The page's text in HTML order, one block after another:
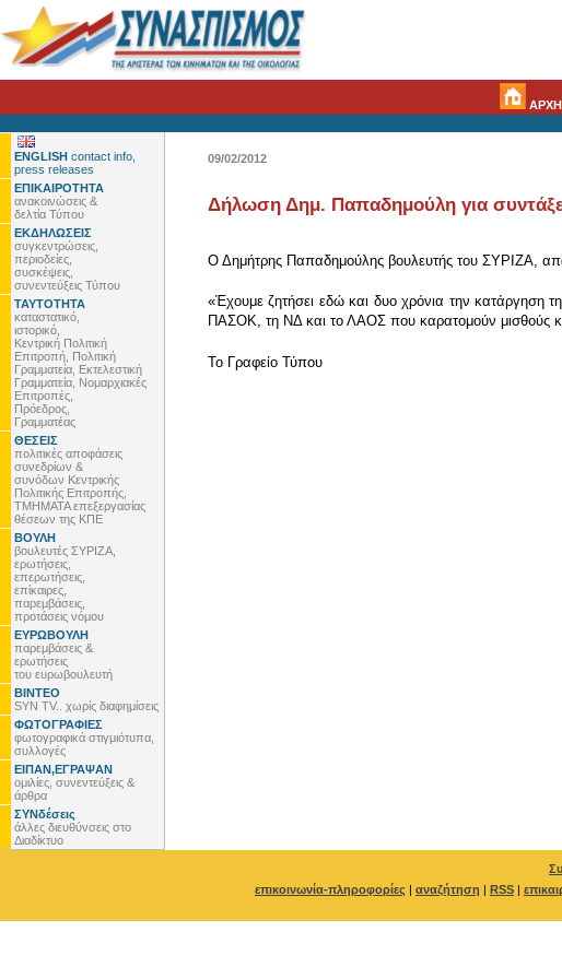
ΑΡΧΗ
ENGLISH contact info,
press releases
ΕΠΙΚΑΙΡΟΤΗΤΑ
ανακοινώσεις &
δελτία Τύπου
ΕΚΔΗΛΩΣΕΙΣ
συγκεντρώσεις,
περιοδείες,
συσκέψεις,
συνεντεύξεις Τύπου
ΤΑΥΤΟΤΗΤΑ
καταστατικό,
ιστορικό,
Κεντρική Πολιτική
Επιτροπή, Πολιτική
Γραμματεία, Εκτελεστική
Γραμματεία, Νομαρχιακές
Επιτροπές,
Πρόεδρος,
Γραμματέας
ΘΕΣΕΙΣ
πολιτικές αποφάσεις
συνεδρίων &
συνόδων Κεντρικής
Πολιτικής Επιτροπής,
ΤΜΗΜΑΤΑ επεξεργασίας
θέσεων της ΚΠΕ
ΒΟΥΛΗ
βουλευτές ΣΥΡΙΖΑ,
ερωτήσεις,
επερωτήσεις,
επίκαιρες,
παρεμβάσεις,
προτάσεις νόμου
ΕΥΡΩΒΟΥΛΗ
παρεμβάσεις &
ερωτήσεις
του ευρωβουλευτή
ΒΙΝΤΕΟ
SYN TV.. χωρίς διαφημίσεις
ΦΩΤΟΓΡΑΦΙΕΣ
φωτογραφικά στιγμιότυπα,
συλλογές
ΕΙΠΑΝ,ΕΓΡΑΨΑΝ
ομιλίες, συνεντεύξεις &
άρθρα
ΣΥΝδέσεις
άλλες διευθύνσεις στο
Διαδίκτυο
09/02/2012
Δήλωση Δημ. Παπαδημούλη για
Ο Δημήτρης Παπαδημούλης βουλευτής του ΣΥΡΙΖΑ,
«Έχουμε ζητήσει εδώ και δυο χρόνια την κατάργηση
ΠΑΣΟΚ, τη ΝΔ και το ΛΑΟΣ που καρατομούν μισθούς
To Γραφείο Τύπου
επικοινωνία-πληροφορίες | αναζήτηση | RSS |